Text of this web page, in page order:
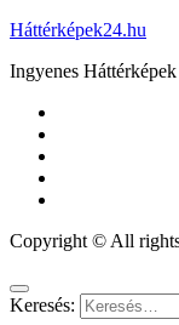
Háttérképek24.hu
Ingyenes
Copyright © All
Keresés: